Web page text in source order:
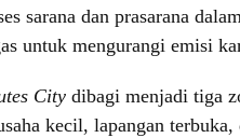
sarana dan prasarana
untuk mengurangi emisi
City dibagi menjadi tiga
kecil, lapangan